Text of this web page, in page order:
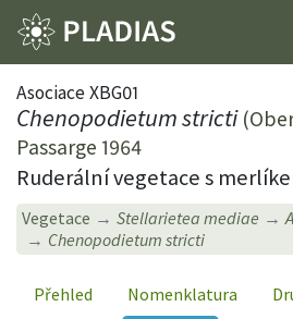
Asociace XBG01
Chenopodietum stricti
Passarge 1964
Ruderální vegetace s
Vegetace Stellarietea mediae
Chenopodietum stricti
Přehled Nomenklatura